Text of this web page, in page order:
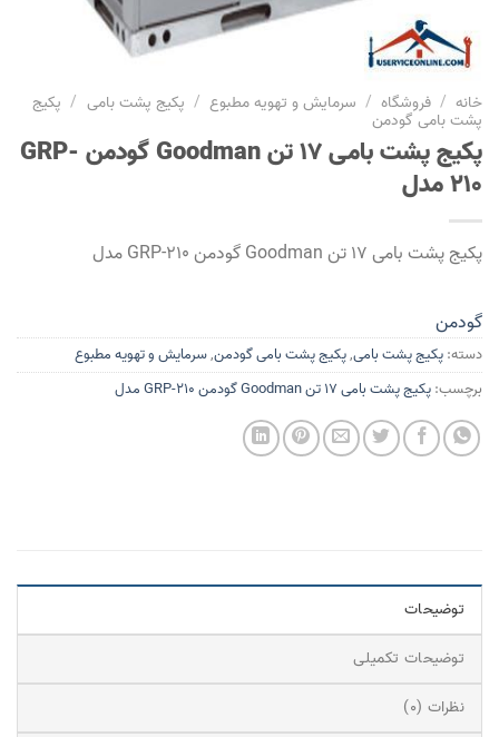
خانه / فروشگاه / سرمایش و تهویه مطبوع / پکیج پشت بامی / پکیج
پشت بامی گودمن
پکیج پشت بامی 17 تن Goodman گودمن GRP-
210 مدل
پکیج پشت بامی 17 تن Goodman گودمن GRP-210 مدل
گودمن
دسته:پکیج پشت بامی,پکیج پشت بامی گودمن,سرمایش و تهویه مطبوع
برچسب:پکیج پشت بامی 17 تن Goodman گودمن GRP-210 مدل
توضیحات
توضیحات تکمیلی
نظرات (0)